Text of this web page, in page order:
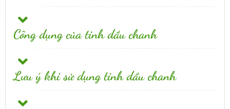
Công dụng của tinh dầu chanh
Lưu ý khi sử dụng tinh dầu chanh